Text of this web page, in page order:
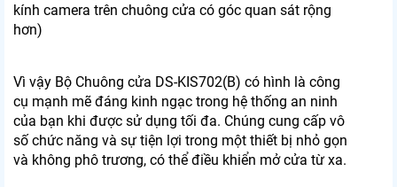
kính camera trên chuông cửa có góc quan sát rộng
hơn)
Vì vậy Bộ Chuông cửa DS-KIS702(B) có hình là công
cụ mạnh mẽ đáng kinh ngạc trong hệ thống an ninh
của bạn khi được sử dụng tối đa. Chúng cung cấp vô
số chức năng và sự tiện lợi trong một thiết bị nhỏ gọn
và không phô trương, có thể điều khiển mở cửa từ xa.